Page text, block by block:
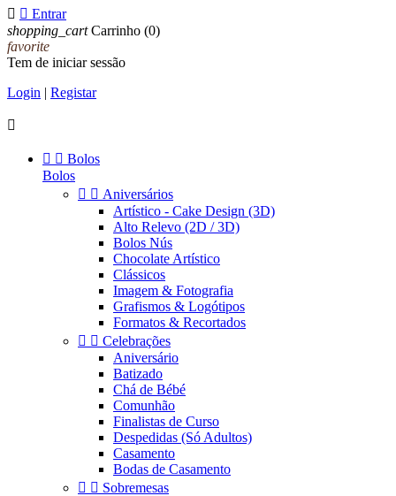
  Entrar
shopping_cart Carrinho (0)
favorite
Tem de iniciar sessão
Login | Registar

  Bolos
Bolos
  Aniversários
Artístico - Cake Design (3D)
Alto Relevo (2D / 3D)
Bolos Nús
Chocolate Artístico
Clássicos
Imagem & Fotografia
Grafismos & Logótipos
Formatos & Recortados
  Celebrações
Aniversário
Batizado
Chá de Bébé
Comunhão
Finalistas de Curso
Despedidas (Só Adultos)
Casamento
Bodas de Casamento
  Sobremesas